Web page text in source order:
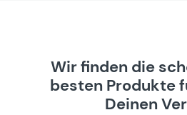
Wir finden die
besten Produkte
Deinen